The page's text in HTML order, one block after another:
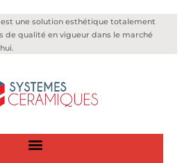
une solution esthétique totalement
de qualité en vigueur dans le marché